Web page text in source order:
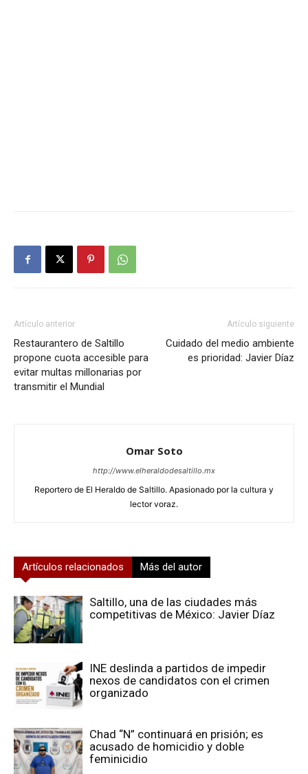
Artículo anterior
Restaurantero de Saltillo
propone cuota accesible para
evitar multas millonarias por
transmitir el Mundial
Artículo siguiente
Cuidado del medio ambiente
es prioridad: Javier Díaz
Omar Soto
http://www.elheraldodesaltillo.mx
Reportero de El Heraldo de Saltillo. Apasionado por la cultura y
lector voraz.
Artículos relacionados Más del autor
Saltillo, una de las ciudades más
competitivas de México: Javier Díaz
INE deslinda a partidos de impedir
nexos de candidatos con el crimen
organizado
Chad “N” continuará en prisión; es
acusado de homicidio y doble
feminicidio